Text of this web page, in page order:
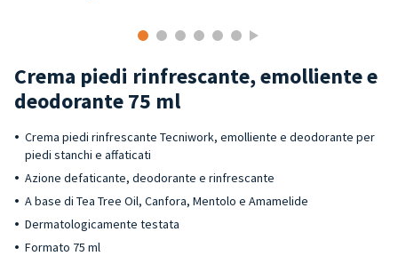
Crema piedi rinfrescante, emolliente e
deodorante 75 ml
Crema piedi rinfrescante Tecniwork, emolliente e deodorante per
piedi stanchi e affaticati
Azione defaticante, deodorante e rinfrescante
A base di Tea Tree Oil, Canfora, Mentolo e Amamelide
Dermatologicamente testata
Formato 75 ml